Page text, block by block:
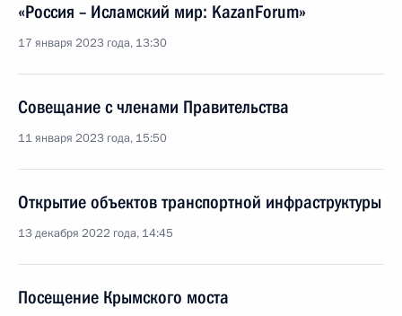
«Россия – Исламский мир: KazanForum»
17 января 2023 года, 13:30
Совещание с членами Правительства
11 января 2023 года, 15:50
Открытие объектов транспортной инфраструктуры
13 декабря 2022 года, 14:45
Посещение Крымского моста